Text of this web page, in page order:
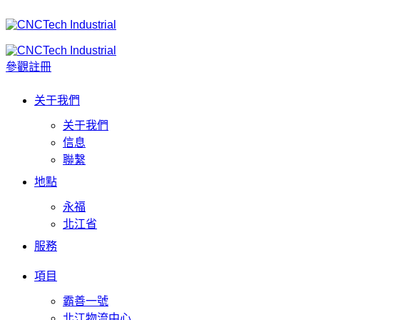
參觀註冊
关于我們
关于我們
信息
聯繫
地點
永福
北江省
服務
項目
霸善一號